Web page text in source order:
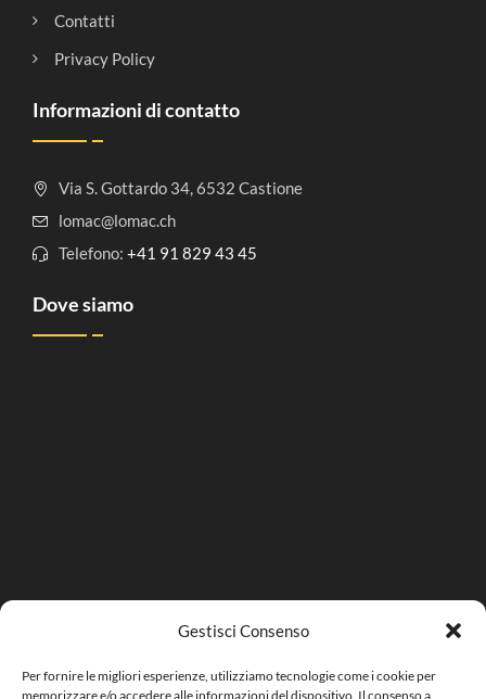
Gestisci Consenso
Per fornire le migliori esperienze, utilizziamo tecnologie come i cookie per
memorizzare e/o accedere alle informazioni del dispositivo. Il consenso a
Contatti
Privacy Policy
Informazioni di contatto
Via S. Gottardo 34, 6532 Castione
lomac@lomac.ch
Telefono: +41 91 829 43 45
Dove siamo